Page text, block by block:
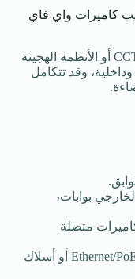
كاميرات واي فاي
تشمل الأنظمة السلكية CCTV، DVR/NVR أو الأنظمة الهجينة
وقد تتكامل
بوابات،
النظام يشمل أكثر من 4 كاميرات متصلة
عندما تحتاج تمديد كابلات شبكية Ethernet/PoE أو أسلاك